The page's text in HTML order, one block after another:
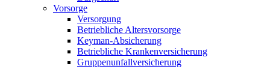
Vorsorge
Versorgung
Betriebliche Altersvorsorge
Keyman-Absicherung
Betriebliche Krankenversicherung
Gruppenunfallversicherung